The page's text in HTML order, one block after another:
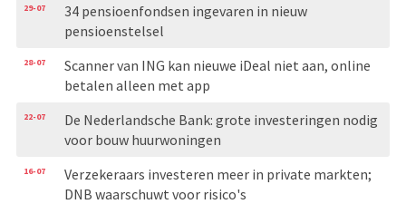
29-07
34 pensioenfondsen ingevaren in nieuw
pensioenstelsel
28-07
Scanner van ING kan nieuwe iDeal niet aan, online
betalen alleen met app
22-07
De Nederlandsche Bank: grote investeringen nodig
voor bouw huurwoningen
16-07
Verzekeraars investeren meer in private markten;
DNB waarschuwt voor risico's